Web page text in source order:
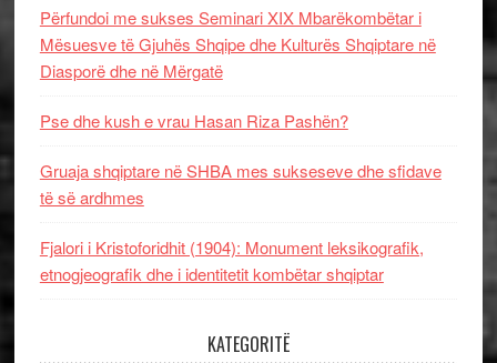
Përfundoi me sukses Seminari XIX Mbarëkombëtar i
Mësuesve të Gjuhës Shqipe dhe Kulturës Shqiptare në
Diasporë dhe në Mërgatë
Pse dhe kush e vrau Hasan Riza Pashën?
Gruaja shqiptare në SHBA mes sukseseve dhe sfidave
të së ardhmes
Fjalori i Kristoforidhit (1904): Monument leksikografik,
etnogjeografik dhe i identitetit kombëtar shqiptar
KATEGORITË